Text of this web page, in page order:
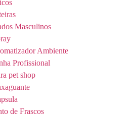
Masculinos
Ambiente
Profissional
pet shop
de Frascos